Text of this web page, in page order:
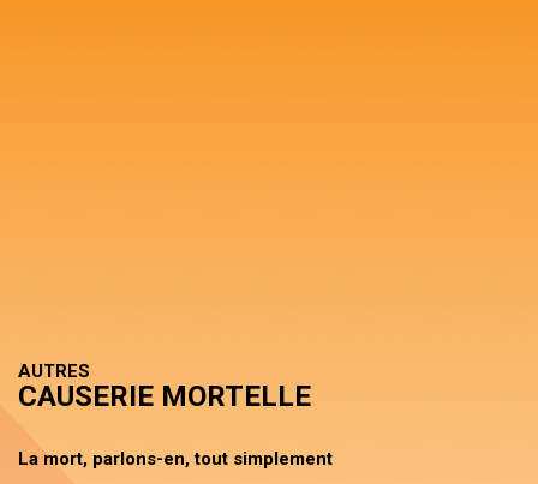
AUTRES
CAUSERIE MORTELLE
La mort, parlons-en, tout simplement